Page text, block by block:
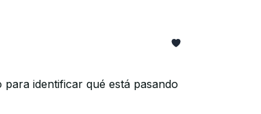
identificar qué está pasando